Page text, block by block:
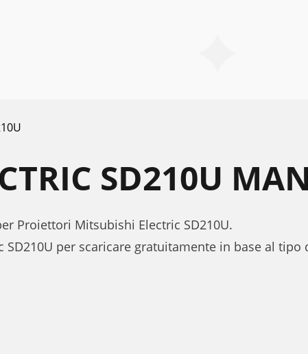
SD210U
Proiettori Mitsubishi Electric SD210U.
per scaricare gratuitamente in base al